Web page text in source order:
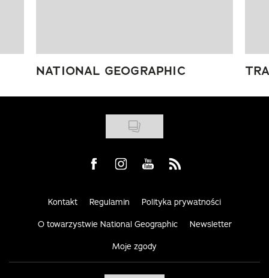
NATIONAL GEOGRAPHIC
Visit us on Facebook
Visit us on Instagram
Visit us on Youtube
Visit us on Rss
Kontakt Regulamin Polityka prywatności
O towarzystwie National Geographic Newsletter
Moje zgody